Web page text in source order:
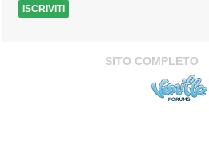
SITO COMPLETO